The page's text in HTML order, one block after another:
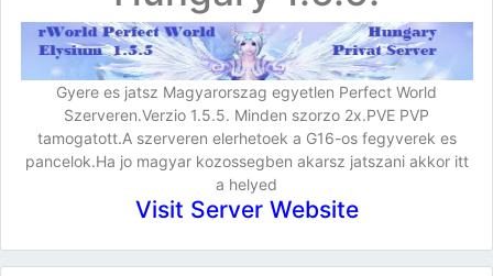
Gyere es jatsz Magyarorszag egyetlen Perfect World
Szerveren.Verzio 1.5.5. Minden szorzo 2x.PVE PVP
tamogatott.A szerveren elerhetoek a G16-os fegyverek es
pancelok.Ha jo magyar kozossegben akarsz jatszani akkor itt
a helyed
Visit Server Website